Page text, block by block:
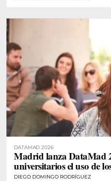
DATAMAD 2026
Madrid lanza DataMad
universitarios el uso de
DIEGO DOMINGO RODRÍGUEZ